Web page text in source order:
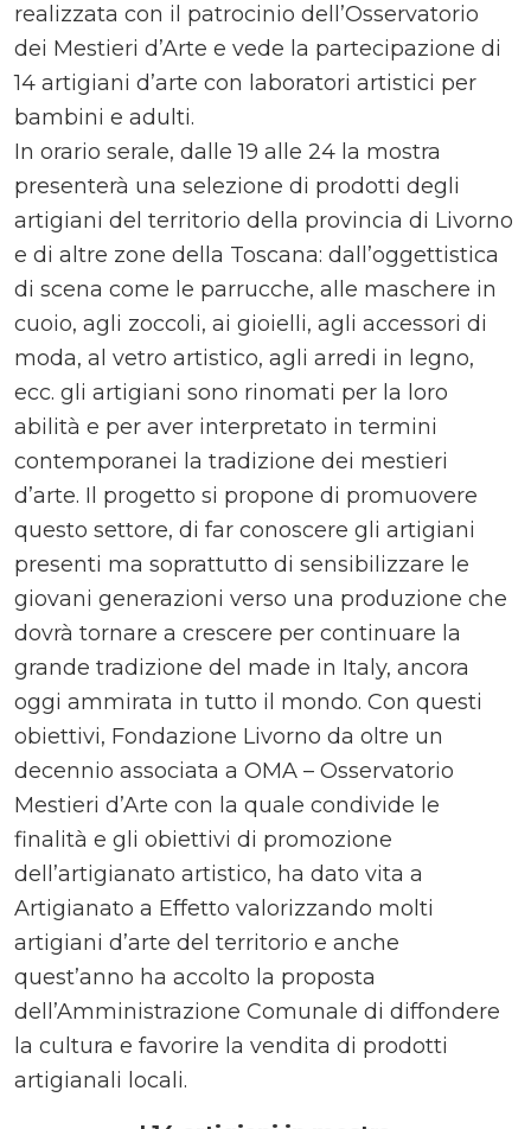
realizzata con il patrocinio dell’Osservatorio
dei Mestieri d’Arte e vede la partecipazione di
14 artigiani d’arte con laboratori artistici per
bambini e adulti.
In orario serale, dalle 19 alle 24 la mostra
presenterà una selezione di prodotti degli
artigiani del territorio della provincia di Livorno
e di altre zone della Toscana: dall’oggettistica
di scena come le parrucche, alle maschere in
cuoio, agli zoccoli, ai gioielli, agli accessori di
moda, al vetro artistico, agli arredi in legno,
ecc. gli artigiani sono rinomati per la loro
abilità e per aver interpretato in termini
contemporanei la tradizione dei mestieri
d’arte. Il progetto si propone di promuovere
questo settore, di far conoscere gli artigiani
presenti ma soprattutto di sensibilizzare le
giovani generazioni verso una produzione che
dovrà tornare a crescere per continuare la
grande tradizione del made in Italy, ancora
oggi ammirata in tutto il mondo. Con questi
obiettivi, Fondazione Livorno da oltre un
decennio associata a OMA – Osservatorio
Mestieri d’Arte con la quale condivide le
finalità e gli obiettivi di promozione
dell’artigianato artistico, ha dato vita a
Artigianato a Effetto valorizzando molti
artigiani d’arte del territorio e anche
quest’anno ha accolto la proposta
dell’Amministrazione Comunale di diffondere
la cultura e favorire la vendita di prodotti
artigianali locali.